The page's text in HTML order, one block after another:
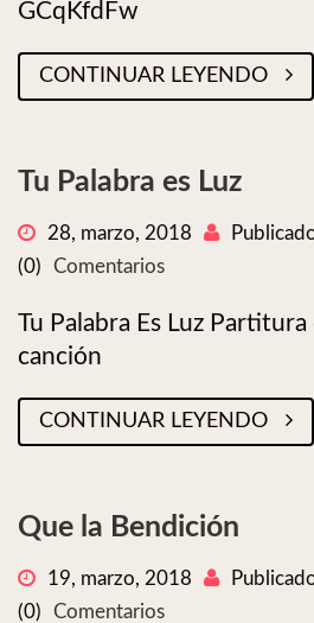
GCqKfdFw
CONTINUAR LEYENDO
Tu Palabra es Luz
28, marzo, 2018
(0)
Comentarios
Tu Palabra Es Luz Partitura
canción
CONTINUAR LEYENDO
Que la Bendición
19, marzo, 2018
(0)
Comentarios